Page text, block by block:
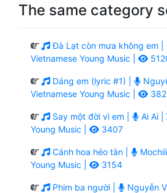
The same category
Đà Lạt còn mưa không em |
Vietnamese Young Music |
Dáng em (lyric #1) |
Vietnamese Young Music |
Say một đời vì em | Ai Ai |
Young Music |
3407
Cánh hoa héo tàn |
Young Music |
3154
Phim ba người | Nguyễn